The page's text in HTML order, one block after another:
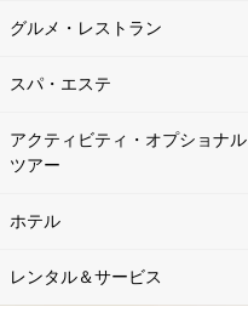
グルメ・レストラン
スパ・エステ
アクティビティ・オプショナル
ツアー
ホテル
レンタル＆サービス